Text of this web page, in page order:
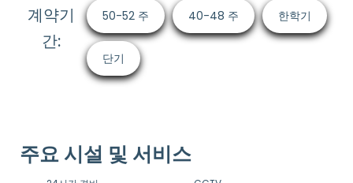
계약기
간:
50-52 주 40-48 주 한학기
단기
주요 시설 및 서비스